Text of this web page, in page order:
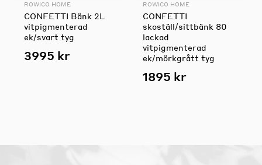
ROWICO HOME
CONFETTI Bänk 2L
vitpigmenterad
ek/svart tyg
3995 kr
ROWICO HOME
CONFETTI
skoställ/sittbänk 80
lackad
vitpigmenterad
ek/mörkgrått tyg
1895 kr